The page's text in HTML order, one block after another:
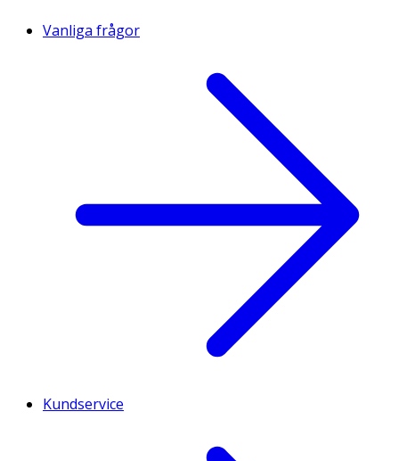
Vanliga frågor
Kundservice